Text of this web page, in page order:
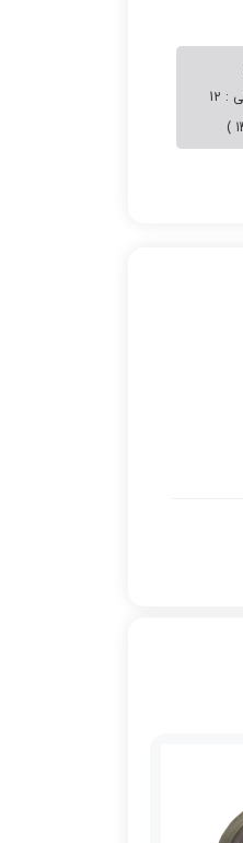
بروزرسانی : 12